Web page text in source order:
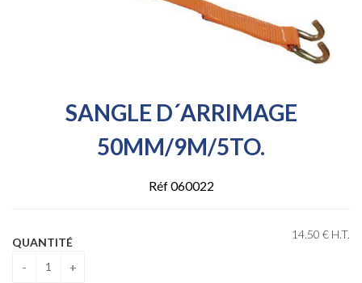
SANGLE D´ARRIMAGE
50MM/9M/5TO.
Réf 060022
14.50 € H.T.
QUANTITÉ